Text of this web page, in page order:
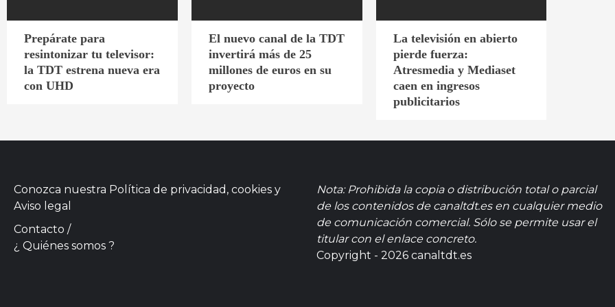
Prepárate para
resintonizar tu televisor:
la TDT estrena nueva era
con UHD
El nuevo canal de la TDT
invertirá más de 25
millones de euros en su
proyecto
La televisión en abierto
pierde fuerza:
Atresmedia y Mediaset
caen en ingresos
publicitarios
Conozca nuestra Política de privacidad, cookies y
Aviso legal
Contacto /
¿ Quiénes somos ?
Nota: Prohibida la copia o distribución total o parcial
de los contenidos de canaltdt.es en cualquier medio
de comunicación comercial. Sólo se permite usar el
titular con el enlace concreto.
Copyright - 2026 canaltdt.es